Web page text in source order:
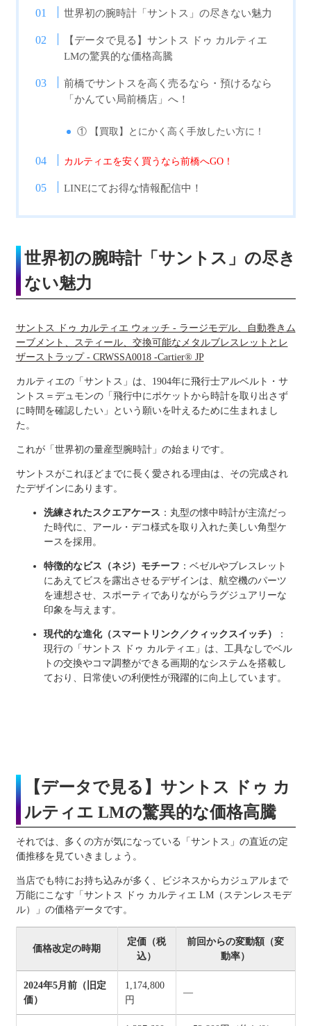
世界初の腕時計「サントス」の尽きない魅力
【データで見る】サントス ドゥ カルティエ
LMの驚異的な価格高騰
前橋でサントスを高く売るなら・預けるなら
「かんてい局前橋店」へ！
① 【買取】とにかく高く手放したい方に！
カルティエを安く買うなら前橋へGO！
LINEにてお得な情報配信中！
世界初の腕時計「サントス」の尽き
ない魅力
サントス ドゥ カルティエ ウォッチ - ラージモデル、自動巻きム
ーブメント、スティール、交換可能なメタルブレスレットとレ
ザーストラップ - CRWSSA0018 -Cartier® JP
カルティエの「サントス」は、1904年に飛行士アルベルト・サ
ントス＝デュモンの「飛行中にポケットから時計を取り出さず
に時間を確認したい」という願いを叶えるために生まれまし
た。
これが「世界初の量産型腕時計」の始まりです。
サントスがこれほどまでに長く愛される理由は、その完成され
たデザインにあります。
洗練されたスクエアケース ：丸型の懐中時計が主流だっ
た時代に、アール・デコ様式を取り入れた美しい角型ケ
ースを採用。
特徴的なビス（ネジ）モチーフ ：ベゼルやブレスレット
にあえてビスを露出させるデザインは、航空機のパーツ
を連想させ、スポーティでありながらラグジュアリーな
印象を与えます。
現代的な進化（スマートリンク／クィックスイッチ）
：
現行の「サントス ドゥ カルティエ」は、工具なしでベル
トの交換やコマ調整ができる画期的なシステムを搭載し
ており、日常使いの利便性が飛躍的に向上しています。
【データで見る】サントス ドゥ カ
ルティエ LMの驚異的な価格高騰
それでは、多くの方が気になっている「サントス」の直近の定
価推移を見ていきましょう。
当店でも特にお持ち込みが多く、ビジネスからカジュアルまで
万能にこなす「サントス ドゥ カルティエ LM（ステンレスモデ
ル）」の価格データです。
価格改定の時期
定価（税
込）
前回からの変動額（変
動率）
2024年5月前（旧定
価）
1,174,800
円
—